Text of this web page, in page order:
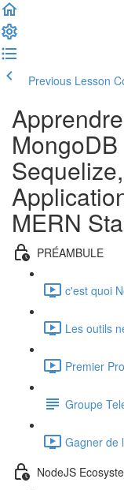
Previous Lesson
MERN
PRÉAMBULE
c'est quoi
Les outils
Premier
Groupe
Gagner de
NodeJS